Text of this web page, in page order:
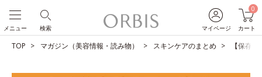
マイページ
0
カート
検索
メニュー
TOP マガジン（美容情報・読み物） スキンケアのまとめ 【保存